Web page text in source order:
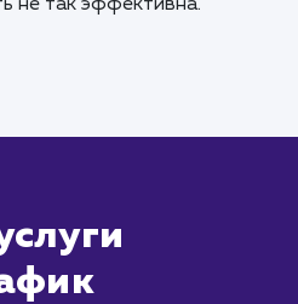
вы работаете в
данный